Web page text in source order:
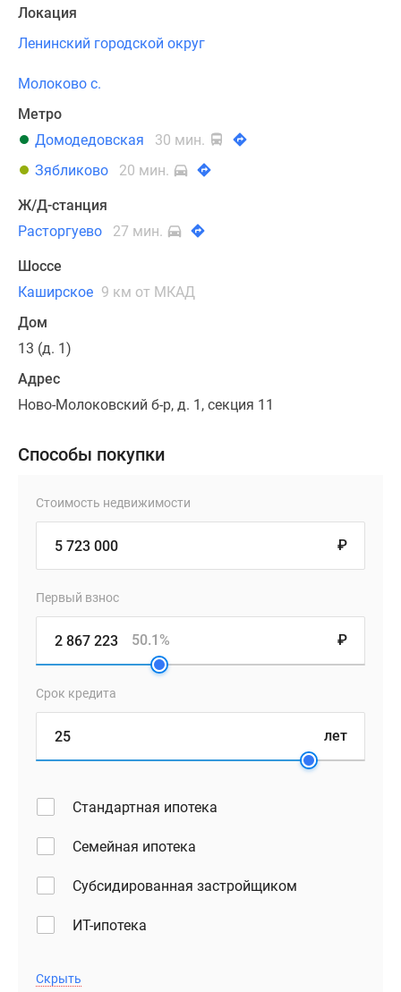
Локация
Ленинский городской округ
Молоково с.
Метро
Домодедовская
30 мин.
Зябликово
20 мин.
Ж/Д-станция
Расторгуево
27 мин.
Шоссе
Каширское 9 км от МКАД
Дом
13 (д. 1)
Адрес
Ново-Молоковский б-р, д. 1, секция 11
Способы покупки
Стоимость недвижимости
₽
Первый взнос
₽
50.1%
Срок кредита
лет
Стандартная ипотека
Семейная ипотека
Субсидированная застройщиком
ИТ-ипотека
Скрыть